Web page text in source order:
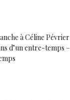
à Céline
d’un entre-temps